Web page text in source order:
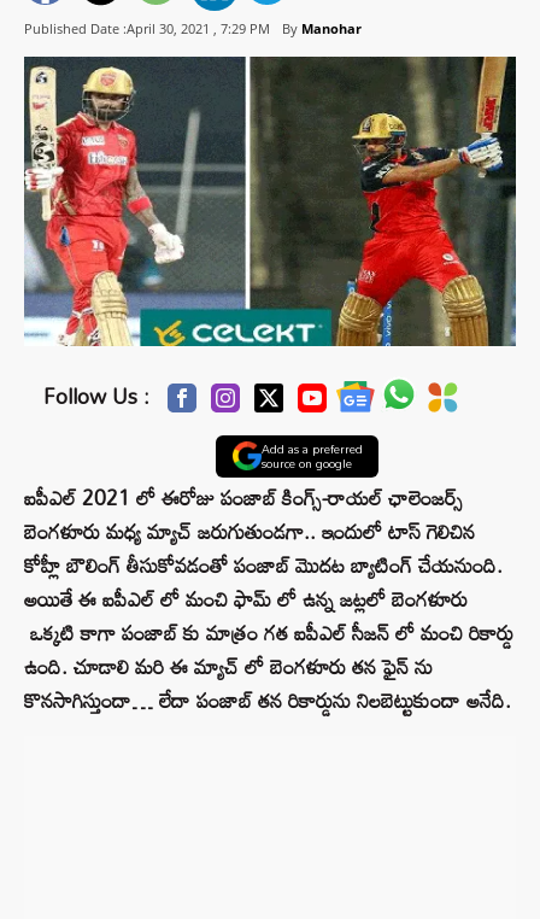
Published Date :April 30, 2021 , 7:29 PM By Manohar
Follow Us :
Add as a preferred
source on google
ఐపీఎల్ 2021 లో ఈరోజు పంజాబ్ కింగ్స్-రాయల్ ఛాలెంజర్స్
బెంగళూరు మధ్య మ్యాచ్ జరుగుతుండగా.. ఇందులో టాస్ గెలిచిన
కోహ్లీ బౌలింగ్ తీసుకోవడంతో పంజాబ్ మొదట బ్యాటింగ్ చేయనుంది.
అయితే ఈ ఐపీఎల్ లో మంచి ఫామ్ లో ఉన్న జట్లలో బెంగళూరు
ఒక్కటి కాగా పంజాబ్ కు మాత్రం గత ఐపీఎల్ సీజన్ లో మంచి రికార్డు
ఉంది. చూడాలి మరి ఈ మ్యాచ్ లో బెంగళూరు తన ఫైన్ ను
కొనసాగిస్తుందా… లేదా పంజాబ్ తన రికార్డును నిలబెట్టుకుందా అనేది.